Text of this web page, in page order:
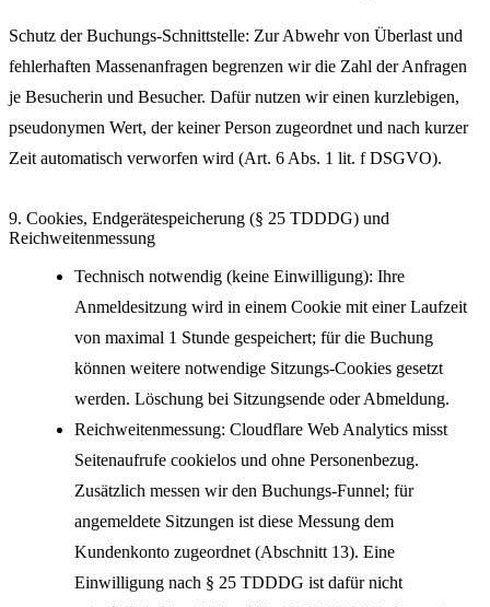
Schutz der Buchungs-Schnittstelle: Zur Abwehr von Überlast und
fehlerhaften Massenanfragen begrenzen wir die Zahl der Anfragen
je Besucherin und Besucher. Dafür nutzen wir einen kurzlebigen,
pseudonymen Wert, der keiner Person zugeordnet und nach kurzer
Zeit automatisch verworfen wird (Art. 6 Abs. 1 lit. f DSGVO).
9. Cookies, Endgerätespeicherung (§ 25 TDDDG) und
Reichweitenmessung
Technisch notwendig (keine Einwilligung): Ihre
Anmeldesitzung wird in einem Cookie mit einer Laufzeit
von maximal 1 Stunde gespeichert; für die Buchung
können weitere notwendige Sitzungs-Cookies gesetzt
werden. Löschung bei Sitzungsende oder Abmeldung.
Reichweitenmessung: Cloudflare Web Analytics misst
Seitenaufrufe cookielos und ohne Personenbezug.
Zusätzlich messen wir den Buchungs-Funnel; für
angemeldete Sitzungen ist diese Messung dem
Kundenkonto zugeordnet (Abschnitt 13). Eine
Einwilligung nach § 25 TDDDG ist dafür nicht